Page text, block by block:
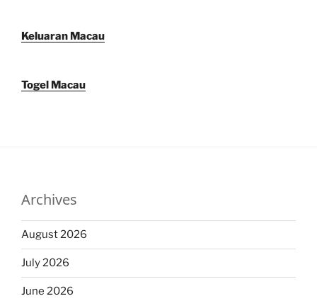
Keluaran Macau
Togel Macau
Archives
August 2026
July 2026
June 2026